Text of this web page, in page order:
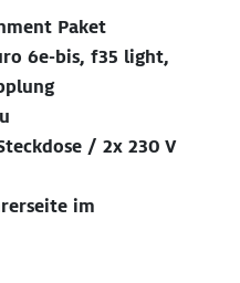
Paket
6e-bis, f35 light,
/ 2x 230 V
im